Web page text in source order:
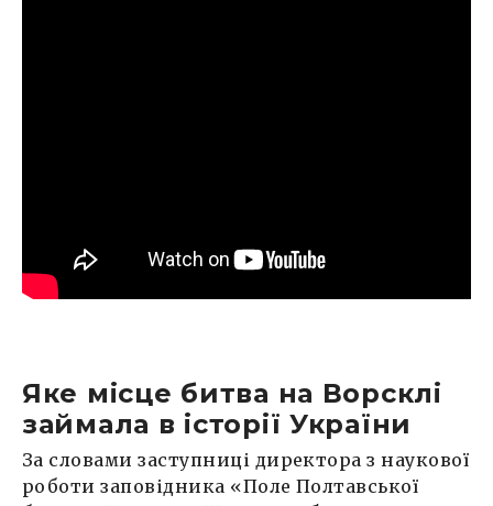
Яке місце битва на Ворсклі
займала в історії України
За словами заступниці директора з наукової
роботи заповідника «Поле Полтавської